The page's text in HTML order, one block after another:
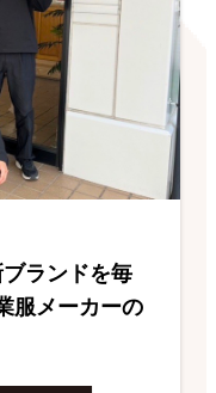
ランドを毎
服メーカーの